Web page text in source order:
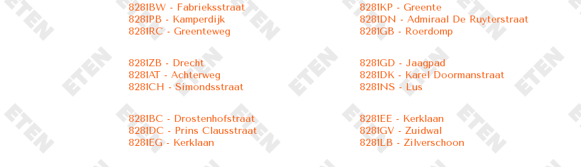
8281BW - Fabrieksstraat
8281PB - Kamperdijk
8281RC - Greenteweg
8281KP - Greente
8281DN - Admiraal De Ruyterstraat
8281GB - Roerdomp
8281ZB - Drecht
8281AT - Achterweg
8281CH - Simondsstraat
8281GD - Jaagpad
8281DK - Karel Doormanstraat
8281NS - Lus
8281BC - Drostenhofstraat
8281DC - Prins Clausstraat
8281EG - Kerklaan
8281EE - Kerklaan
8281GV - Zuidwal
8281LB - Zilverschoon